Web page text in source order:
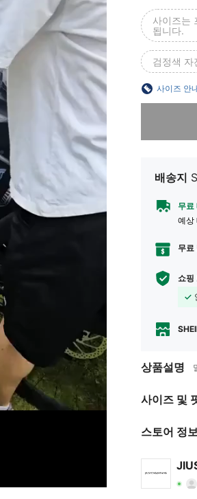
사이즈는
됩니다.
검정색 자
사이즈 안
배송지
무료
예상
무료
쇼핑
상품설명
사이즈 및
스토어 정
4.80
4.80
4.80